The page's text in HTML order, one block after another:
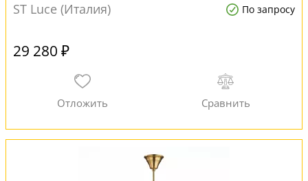
ST Luce (Италия) По запросу
29 280 ₽